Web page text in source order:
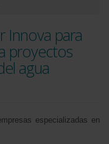
Innova para
proyectos
agua